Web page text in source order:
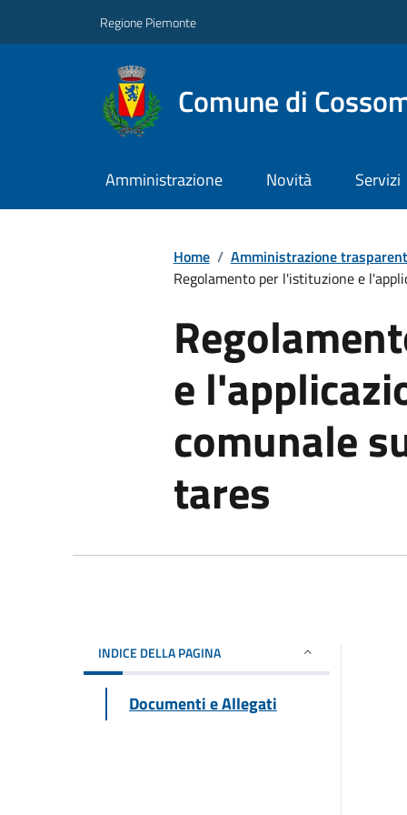
Regione Piemonte
Comune di
Amministrazione Novità Servizi
Home / Amministrazione
Regolamento per l'istituzione e
e
comunale
tares
INDICE DELLA PAGINA
Documenti e Allegati